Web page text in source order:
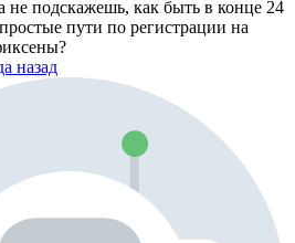
не подскажешь, как быть в конце 24
пути по регистрации на
назад